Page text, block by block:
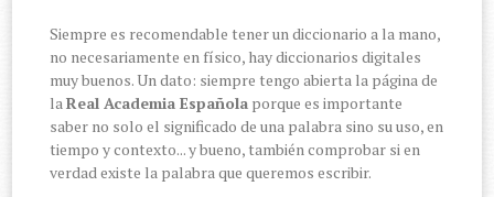
Siempre es recomendable tener un diccionario a la mano,
no necesariamente en físico, hay diccionarios digitales
muy buenos. Un dato: siempre tengo abierta la página de
laReal Academia Española porque es importante
saber no solo el significado de una palabra sino su uso, en
tiempo y contexto... y bueno, también comprobar si en
verdad existe la palabra que queremos escribir.